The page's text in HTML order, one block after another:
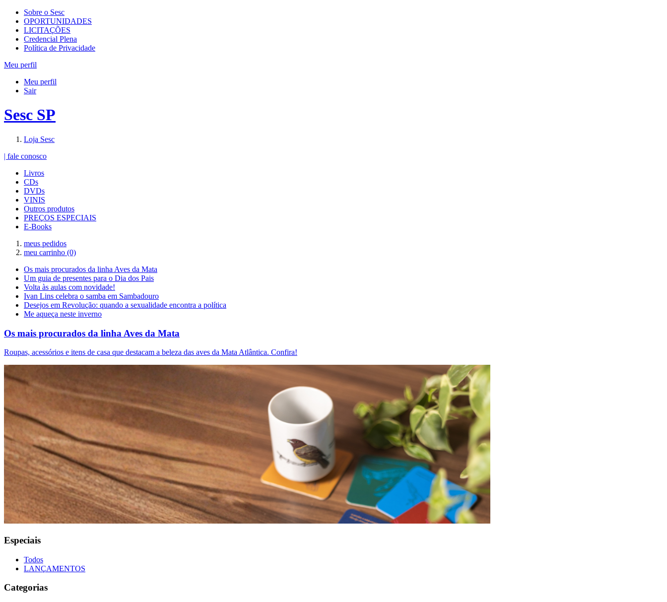
Sobre o Sesc
OPORTUNIDADES
LICITAÇÕES
Credencial Plena
Política de Privacidade
Meu perfil
Meu perfil
Sair
Sesc SP
Loja Sesc
| fale conosco
Livros
CDs
DVDs
VINIS
Outros produtos
PREÇOS ESPECIAIS
E-Books
meus pedidos
meu carrinho (0)
Os mais procurados da linha Aves da Mata
Um guia de presentes para o Dia dos Pais
Volta às aulas com novidade!
Ivan Lins celebra o samba em Sambadouro
Desejos em Revolução: quando a sexualidade encontra a política
Me aqueça neste inverno
Os mais procurados da linha Aves da Mata
Roupas, acessórios e itens de casa que destacam a beleza das aves da Mata Atlântica. Confira!
Especiais
Todos
LANÇAMENTOS
Categorias